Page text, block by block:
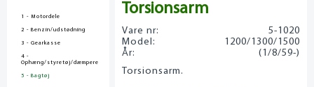
1 - Motordele
2 - Benzin/udstødning
3 - Gearkasse
4 -
Ophæng/styretøj/dæmpere
5 - Bagtøj
Torsionsarm
Vare nr:
5-1020
Model:
1200/1300/1500
År:
(1/8/59-)
Torsionsarm.